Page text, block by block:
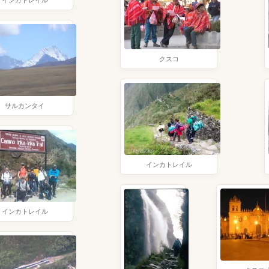
クスコ
サルカンタイ
インカトレイル
インカトレイル